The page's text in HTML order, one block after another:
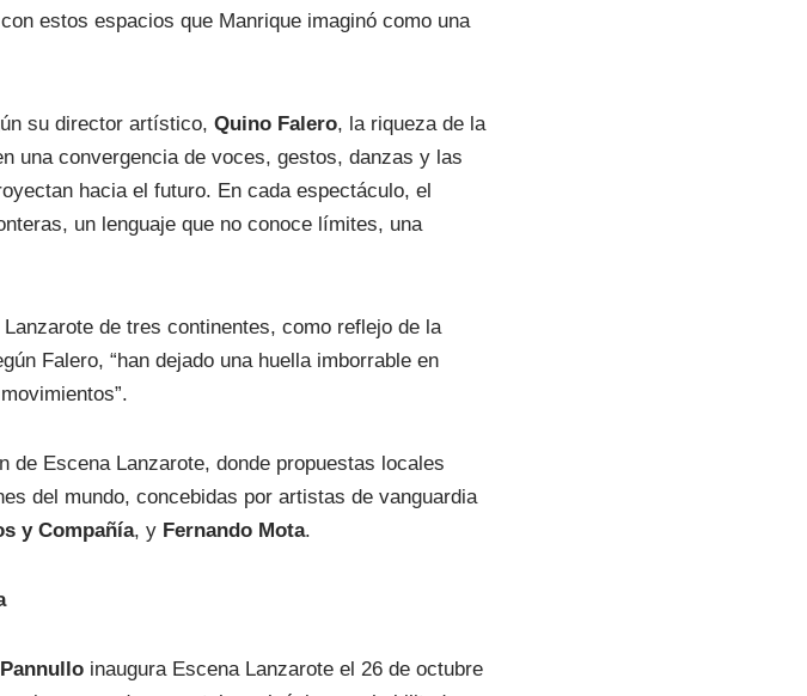
estos espacios que Manrique imaginó como una
su director artístico,Quino Falero, la riqueza de la
una convergencia de voces, gestos, danzas y las
hacia el futuro. En cada espectáculo, el
un lenguaje que no conoce límites, una
de tres continentes, como reflejo de la
Falero, “han dejado una huella imborrable en
de Escena Lanzarote, donde propuestas locales
del mundo, concebidas por artistas de vanguardia
y Compañía, y Fernando Mota.
inaugura Escena Lanzarote el 26 de octubre